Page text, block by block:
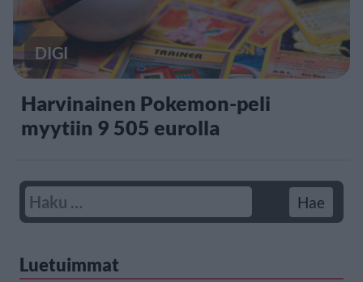
DIGI
Harvinainen Pokemon-peli
myytiin 9 505 eurolla
Luetuimmat